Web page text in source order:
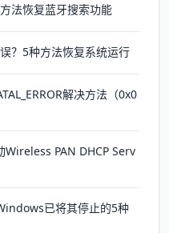
法恢复蓝牙搜索功能
？5种方法恢复系统运行
解决方法（0x0
PAN DHCP Serv
已将其停止的5种